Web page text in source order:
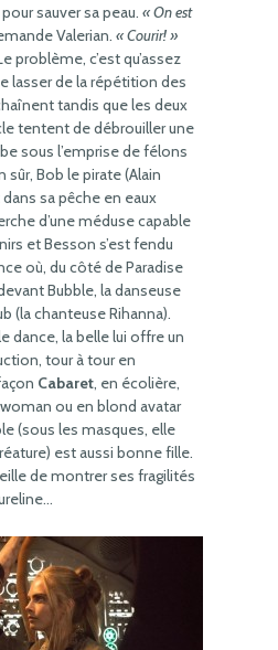
sauver sa peau. « On est
Valerian. « Courir! »
problème, c’est qu’assez
lasser de la répétition des
tandis que les deux
tentent de débrouiller une
sous l’emprise de félons
sûr, Bob le pirate (Alain
sa pêche en eaux
d’une méduse capable
et Besson s’est fendu
où, du côté de Paradise
Bubble, la danseuse
(la chanteuse Rihanna).
dance, la belle lui offre un
tour à tour en
Cabaret, en écolière,
ou en blond avatar
(sous les masques, elle
est aussi bonne fille.
de montrer ses fragilités